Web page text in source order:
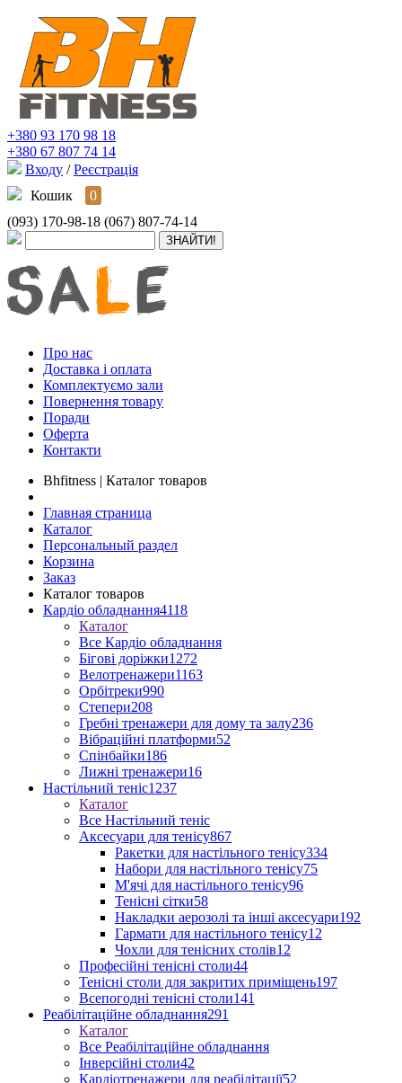
+380 93 170 98 18
+380 67 807 74 14
Входу / Реєстрація
Кошик
0
(093) 170-98-18 (067) 807-74-14
Про нас
Доставка і оплата
Комплектуємо зали
Повернення товару
Поради
Оферта
Контакти
Bhfitness | Каталог товаров
Главная страница
Каталог
Персональный раздел
Корзина
Заказ
Каталог товаров
Кардіо обладнання4118
Каталог
Все Кардіо обладнання
Бігові доріжки1272
Велотренажери1163
Орбітреки990
Степери208
Гребні тренажери для дому та залу236
Вібраційні платформи52
Спінбайки186
Лижні тренажери16
Настільний теніс1237
Каталог
Все Настільний теніс
Аксесуари для тенісу867
Ракетки для настільного тенісу334
Набори для настільного тенісу75
М'ячі для настільного тенісу96
Тенісні сітки58
Накладки аерозолі та інші аксесуари192
Гармати для настільного тенісу12
Чохли для тенісних столів12
Професійні тенісні столи44
Тенісні столи для закритих приміщень197
Всепогодні тенісні столи141
Реабілітаційне обладнання291
Каталог
Все Реабілітаційне обладнання
Інверсійні столи42
Кардіотренажери для реабілітації52